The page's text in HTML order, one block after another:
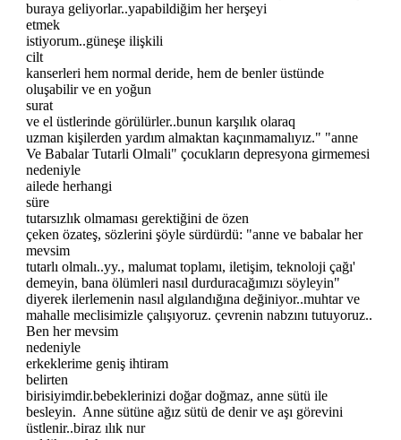
buraya geliyorlar..yapabildiğim her herşeyi
etmek
istiyorum..güneşe ilişkili
cilt
kanserleri hem normal deride, hem de benler üstünde
oluşabilir ve en yoğun
surat
ve el üstlerinde görülürler..bunun karşılık olaraq
uzman kişilerden yardım almaktan kaçınmamalıyız." "anne
Ve Babalar Tutarli Olmali" çocukların depresyona girmemesi
nedeniyle
ailede herhangi
süre
tutarsızlık olmaması gerektiğini de özen
çeken özateş, sözlerini şöyle sürdürdü: "anne ve babalar her
mevsim
tutarlı olmalı..yy., malumat toplamı, iletişim, teknoloji çağı'
demeyin, bana ölümleri nasıl durduracağımızı söyleyin"
diyerek ilerlemenin nasıl algılandığına değiniyor..muhtar ve
mahalle meclisimizle çalışıyoruz. çevrenin nabzını tutuyoruz..
Ben her mevsim
nedeniyle
erkeklerime geniş ihtiram
belirten
birisiyimdir.bebeklerinizi doğar doğmaz, anne sütü ile
besleyin. Anne sütüne ağız sütü de denir ve aşı görevini
üstlenir..biraz ılık nur